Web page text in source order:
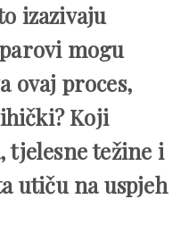
izazivaju
mogu
ovaj proces,
Koji
tjelesne težine i
utiču na uspjeh